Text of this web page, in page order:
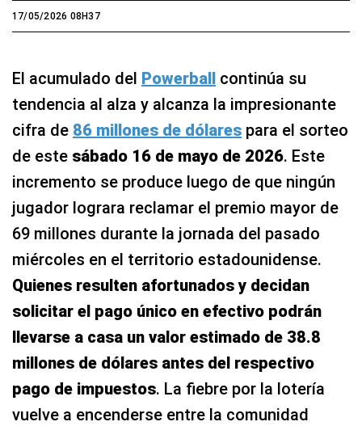
17/05/2026 08H37
El acumulado del Powerball continúa su
tendencia al alza y alcanza la impresionante
cifra de 86 millones de dólares para el sorteo
de este sábado 16 de mayo de 2026. Este
incremento se produce luego de que ningún
jugador lograra reclamar el premio mayor de
69 millones durante la jornada del pasado
miércoles en el territorio estadounidense.
Quienes resulten afortunados y decidan
solicitar el pago único en efectivo podrán
llevarse a casa un valor estimado de 38.8
millones de dólares antes del respectivo
pago de impuestos. La fiebre por la lotería
vuelve a encenderse entre la comunidad